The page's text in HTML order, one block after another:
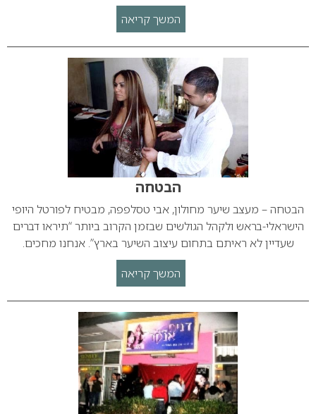
המשך קריאה
הבטחה
הבטחה – מעצב שיער מחולון, אבי טסלפפה, מבטיח לפורטל היופי
הישראלי-בראש ולקהל הגולשים שבזמן הקרוב ביותר “תיראו דברים
שעדיין לא ראיתם בתחום עיצוב השיער בארץ”. אנחנו מחכים.
המשך קריאה